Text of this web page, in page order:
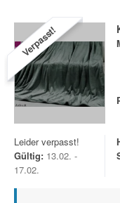
Verpasst!
Leider verpasst!
Gültig: 13.02. -
17.02.